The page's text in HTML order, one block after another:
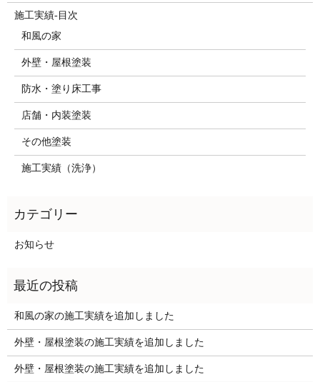
施工実績-目次
和風の家
外壁・屋根塗装
防水・塗り床工事
店舗・内装塗装
その他塗装
施工実績（洗浄）
お知らせ
和風の家の施工実績を追加しました
外壁・屋根塗装の施工実績を追加しました
外壁・屋根塗装の施工実績を追加しました